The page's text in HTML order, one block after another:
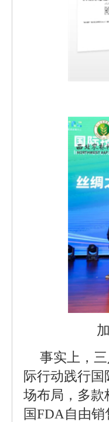
事实上，
际行动践行
场布局，多款
国FDA自由